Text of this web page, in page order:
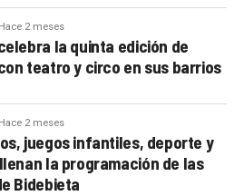
Hace 2 meses
la quinta edición de
teatro y circo en sus barrios
Hace 2 meses
juegos infantiles, deporte y
la programación de las
Bidebieta